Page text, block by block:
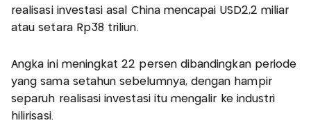
realisasi investasi asal China mencapai USD2,2 miliar
atau setara Rp38 triliun.
Angka ini meningkat 22 persen dibandingkan periode
yang sama setahun sebelumnya, dengan hampir
separuh realisasi investasi itu mengalir ke industri
hilirisasi.